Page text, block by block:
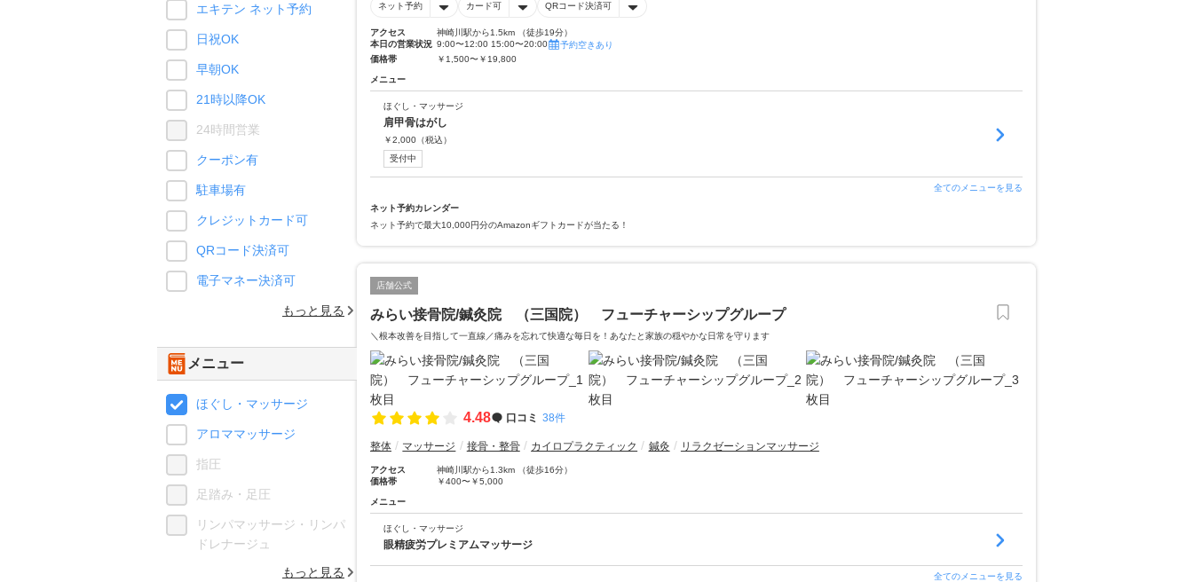
ネット予約 カード可 QRコード決済可
アクセス
神崎川駅から1.5km （徒歩19分）
本日の営業状況 9:00〜12:00 15:00〜20:00
予約空きあり
価格帯
￥1,500〜￥19,800
メニュー
ほぐし・マッサージ
肩甲骨はがし
￥2,000 （税込）
受付中
全てのメニューを見る
ネット予約カレンダー
ネット予約で最大10,000円分のAmazonギフトカードが当たる！
店舗公式
みらい接骨院/鍼灸院 （三国院） フューチャーシップグループ
＼根本改善を目指して一直線／痛みを忘れて快適な毎日を！あなたと家族の穏やかな日常を守ります
4.48 口コミ 38件
整体 マッサージ 接骨・整骨 カイロプラクティック 鍼灸 リラクゼーションマッサージ
アクセス
神崎川駅から1.3km （徒歩16分）
価格帯
￥400〜￥5,000
メニュー
ほぐし・マッサージ
眼精疲労プレミアムマッサージ
全てのメニューを見る
エキテン ネット予約
日祝OK
早朝OK
21時以降OK
24時間営業
クーポン有
駐車場有
クレジットカード可
QRコード決済可
電子マネー決済可
もっと見る
メニュー
ほぐし・マッサージ
アロママッサージ
指圧
足踏み・足圧
リンパマッサージ・リンパ
ドレナージュ
もっと見る